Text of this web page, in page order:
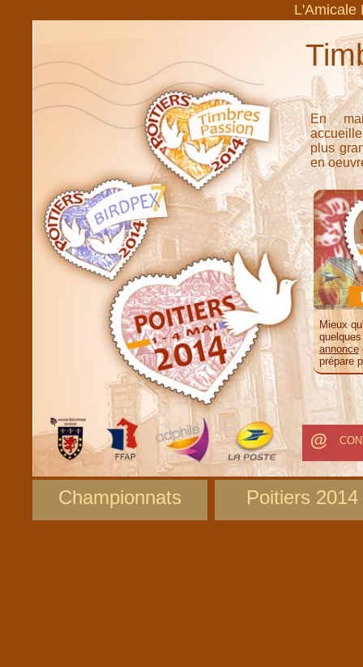
L'Amicale
En
plus
en
Mieux
annonce
prépare
Championnats Poitiers 2014